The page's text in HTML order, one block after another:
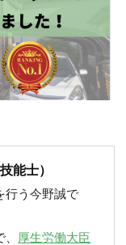
能士）
行う今野誠で
厚生労働大臣